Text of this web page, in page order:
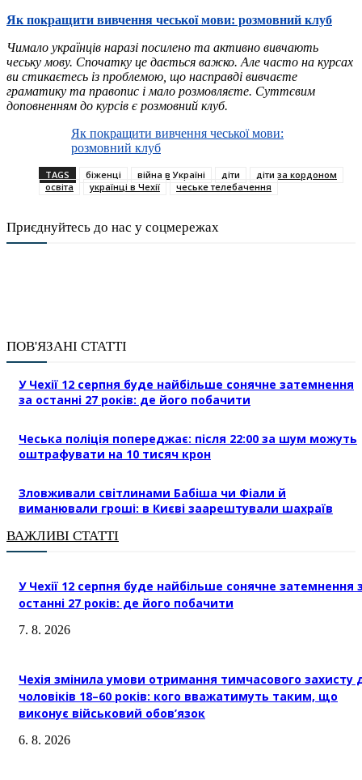
Як покращити вивчення чеської мови: розмовний клуб
Чимало українців наразі посилено та активно вивчають
чеську мову. Спочатку це дається важко. Але часто на курсах
ви стикаєтесь із проблемою, що насправді вивчаєте
граматику та правопис і мало розмовляєте. Суттєвим
доповненням до курсів є розмовний клуб.
Як покращити вивчення чеської мови:
розмовний клуб
TAGS біженці війна в Україні діти
діти за кордоном
освіта
українці в Чехії чеське телебачення
Приєднуйтесь до нас у соцмережах
ПОВ'ЯЗАНІ СТАТТІ
У Чехії 12 серпня буде найбільше сонячне затемнення
за останні 27 років: де його побачити
Чеська поліція попереджає: після 22:00 за шум можуть
оштрафувати на 10 тисяч крон
Зловживали світлинами Бабіша чи Фіали й
виманювали гроші: в Києві заарештували шахраїв
ВАЖЛИВІ СТАТТІ
У Чехії 12 серпня буде найбільше сонячне затемнення
останні 27 років: де його побачити
7. 8. 2026
Чехія змінила умови отримання тимчасового захисту
чоловіків 18–60 років: кого вважатимуть таким, що
виконує військовий обов’язок
6. 8. 2026